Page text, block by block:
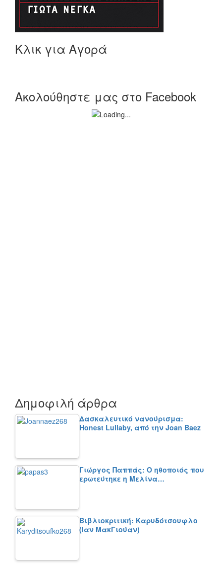
Κλικ για Αγορά
Ακολούθηστε μας στο Facebook
Δημοφιλή άρθρα
Δασκαλευτικό νανούρισμα:
Honest Lullaby, από την Joan Baez
Γιώργος Παππάς: Ο ηθοποιός που
ερωτεύτηκε η Μελίνα…
Βιβλιοκριτική: Καρυδότσουφλο
(Ίαν ΜακΓιούαν)